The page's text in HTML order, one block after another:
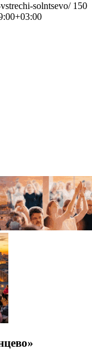
solntsevo/ 150